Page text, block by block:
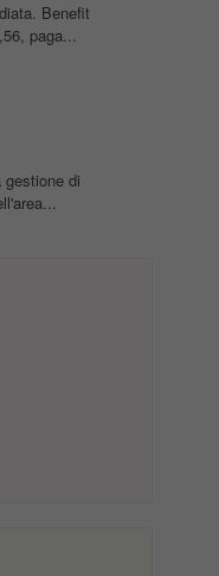
Benefit
paga...
di